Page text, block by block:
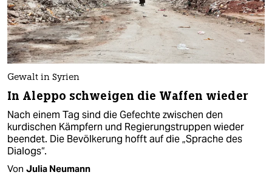
Gewalt in Syrien
In Aleppo schweigen die Waffen wieder
Nach einem Tag sind die Gefechte zwischen den
kurdischen Kämpfern und Regierungstruppen wieder
beendet. Die Bevölkerung hofft auf die „Sprache des
Dialogs“.
Von Julia Neumann